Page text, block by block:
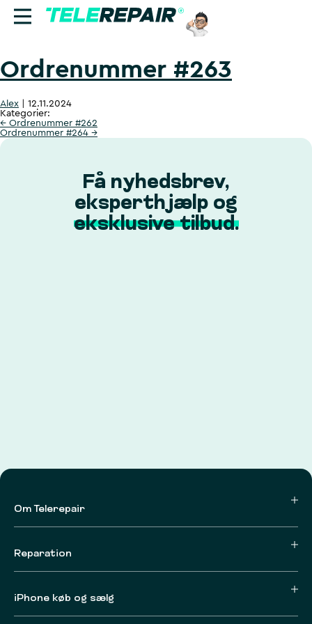
Reparation
Sælg
Find butik
Ring til os:
+45 70 60 55 90
Ordrenummer #263
Alex
12.11.2024
Kategorier:
← Ordrenummer #262
Ordrenummer #264 →
Få nyhedsbrev,
eksperthjælp og
eksklusive tilbud.
Om Telerepair
Reparation
iPhone køb og sælg